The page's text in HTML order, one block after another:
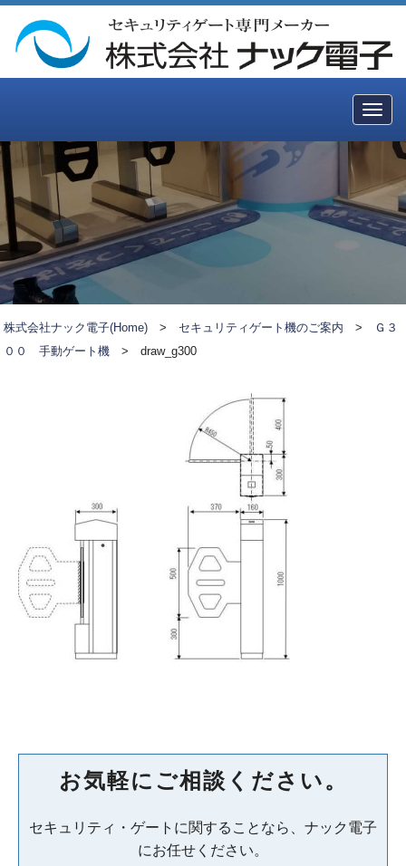
株式会社ナック電子(Home) > セキュリティゲート機のご案内 >
Ｇ３
００ 手動ゲート機 >draw_g300
お気軽にご相談ください。
セキュリティ・ゲートに関することなら、ナック電子
にお任せください。